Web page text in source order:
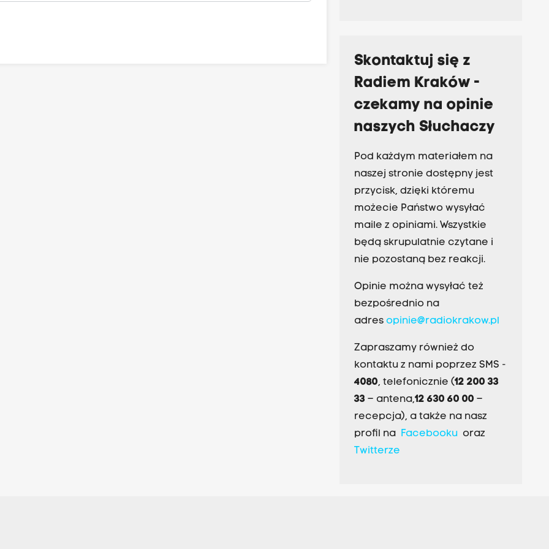
Skontaktuj się z
Radiem Kraków -
czekamy na opinie
naszych Słuchaczy
Pod każdym materiałem na
naszej stronie dostępny jest
przycisk, dzięki któremu
możecie Państwo wysyłać
maile z opiniami. Wszystkie
będą skrupulatnie czytane i
nie pozostaną bez reakcji.
Opinie można wysyłać też
bezpośrednio na
adres opinie@radiokrakow.pl
Zapraszamy również do
kontaktu z nami poprzez SMS -
4080, telefonicznie (12 200 33
33– antena,12 630 60 00 –
recepcja), a także na nasz
profil na Facebookuoraz
Twitterze